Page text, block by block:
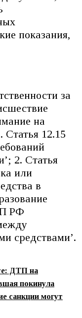
показания,
за
на
Статья 12.15
2. Статья
или
в
РФ
средствами’.
ДТП на
покинула
санкции могут